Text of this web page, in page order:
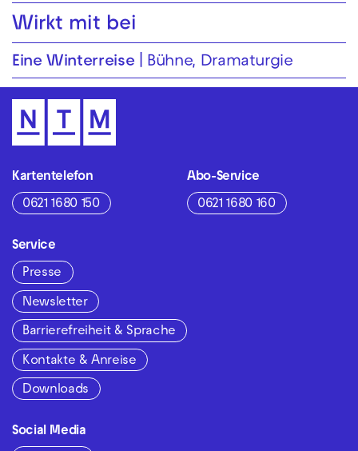
Wirkt mit bei
Eine Winterreise Bühne, Dramaturgie
Kartentelefon
0621 1680 150
Abo-Service
0621 1680 160
Service
Presse
Newsletter
Barrierefreiheit & Sprache
Kontakte & Anreise
Downloads
Social Media